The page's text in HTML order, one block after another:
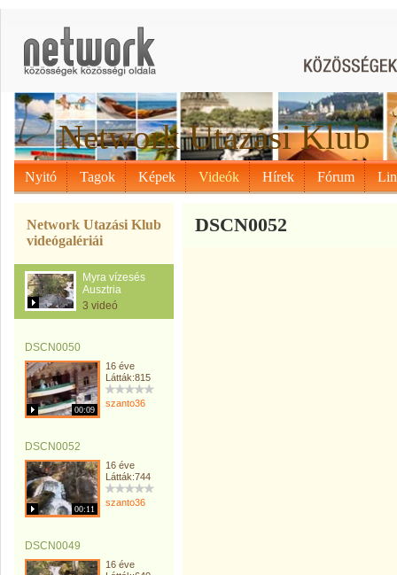
Network Utazási Klub
Nyitó Tagok Képek Videók Hírek Fórum
Network Utazási Klub
videógalériái
Myra vízesés
Ausztria
3 videó
DSCN0050
00:09
16 éve
Látták:815
szanto36
DSCN0052
00:11
16 éve
Látták:744
szanto36
DSCN0049
16 éve
DSCN0052